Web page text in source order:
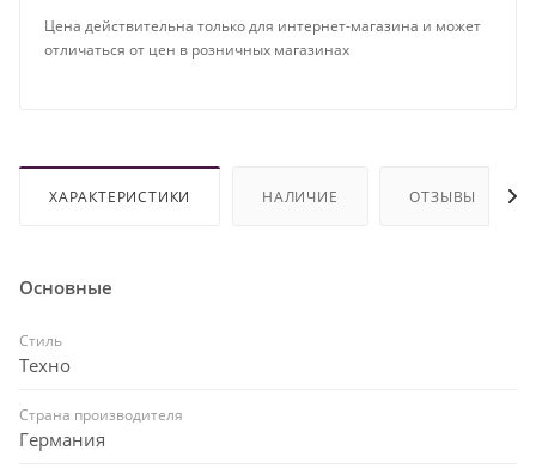
Цена действительна только для интернет-магазина и может
отличаться от цен в розничных магазинах
ХАРАКТЕРИСТИКИ НАЛИЧИЕ ОТЗЫВЫ
Основные
Стиль
Техно
Страна производителя
Германия